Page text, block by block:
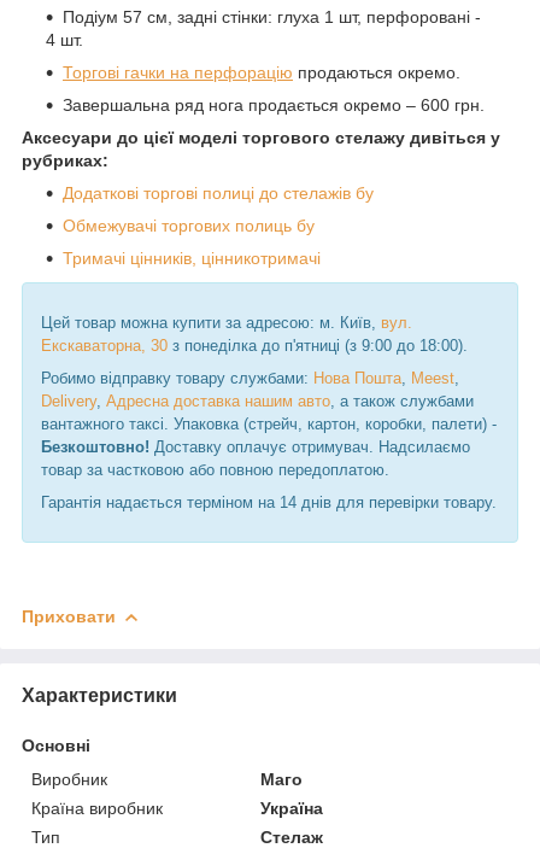
Подіум 57 см, задні стінки: глуха 1 шт, перфоровані -
4 шт.
Торгові гачки на перфорацію продаються окремо.
Завершальна ряд нога продається окремо – 600 грн.
Аксесуари до цієї моделі торгового стелажу дивіться у
рубриках:
Додаткові торгові полиці до стелажів бу
Обмежувачі торгових полиць бу
Тримачі цінників, цінникотримачі
Цей товар можна купити за адресою: м. Київ, вул.
Екскаваторна, 30 з понеділка до п'ятниці (з 9:00 до 18:00).
Робимо відправку товару службами: Нова Пошта Meest
Delivery, Адресна доставка нашим авто , а також службами
вантажного таксі. Упаковка (стрейч, картон, коробки, палети) -
Безкоштовно! Доставку оплачує отримувач. Надсилаємо
товар за частковою або повною передоплатою.
Гарантія надається терміном на 14 днів для перевірки товару.
Приховати
Характеристики
Основні
Виробник
Маго
Країна виробник
Україна
Тип
Стелаж